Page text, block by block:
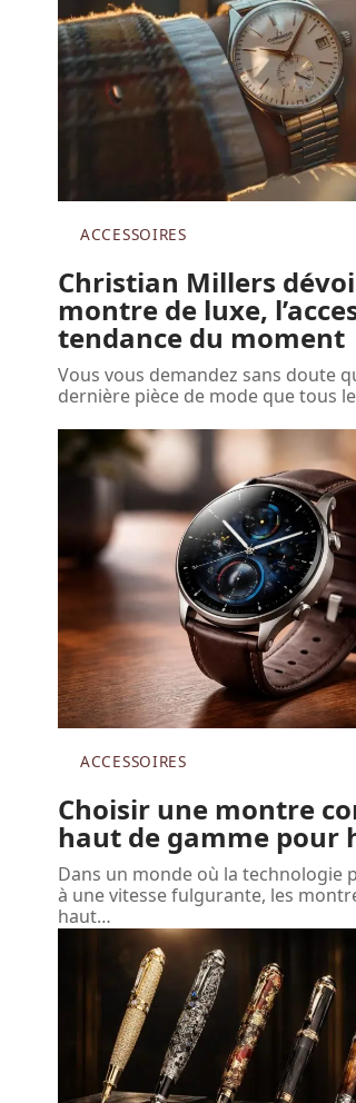
ACCESSOIRES
Christian Millers
montre de luxe,
tendance du moment
Vous vous demandez sans doute
dernière pièce de mode que tous
ACCESSOIRES
Choisir une montre
haut de gamme pour
Dans un monde où la technologie
à une vitesse fulgurante, les
haut…